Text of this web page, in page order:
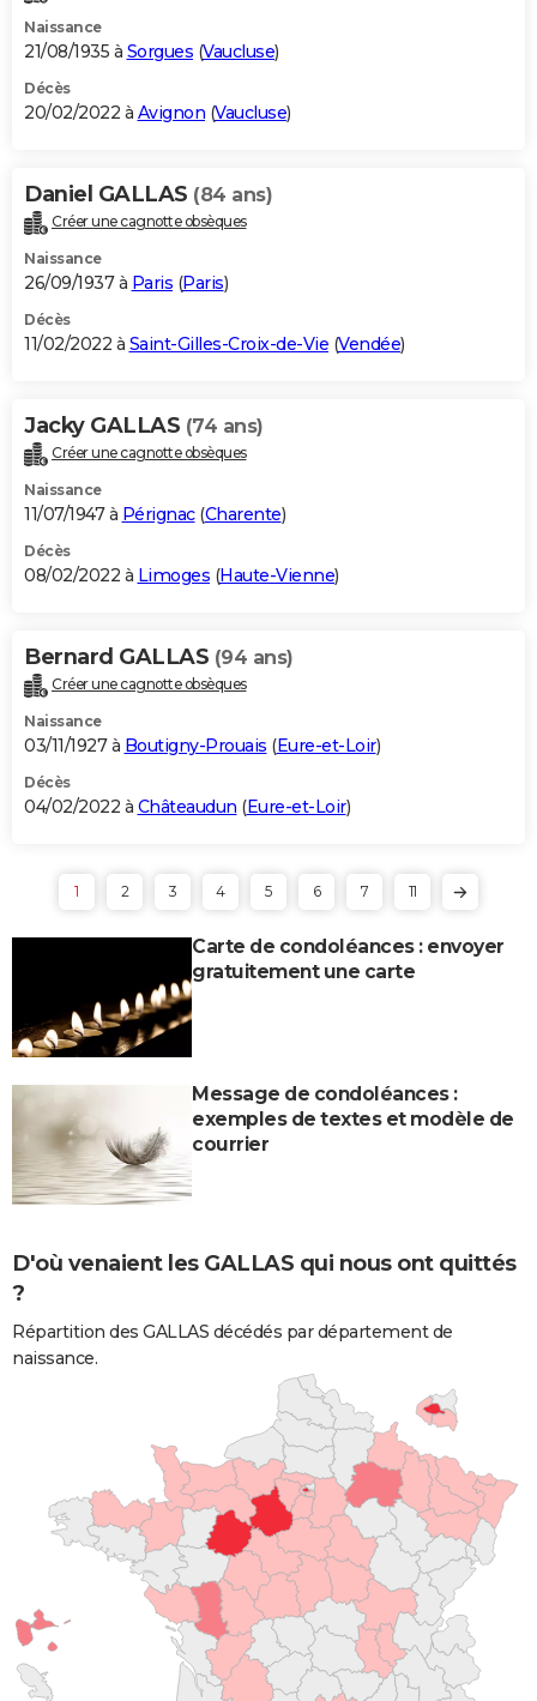
Naissance
21/08/1935 à Sorgues (Vaucluse)
Décès
20/02/2022 à Avignon (Vaucluse)
Daniel GALLAS (84 ans)
Créer une cagnotte obsèques
Naissance
26/09/1937 à Paris (Paris)
Décès
11/02/2022 à Saint-Gilles-Croix-de-Vie (Vendée)
Jacky GALLAS (74 ans)
Créer une cagnotte obsèques
Naissance
11/07/1947 à Pérignac(Charente)
Décès
08/02/2022 à Limoges (Haute-Vienne)
Bernard GALLAS (94 ans)
Créer une cagnotte obsèques
Naissance
03/11/1927 à Boutigny-Prouais (Eure-et-Loir)
Décès
04/02/2022 à Châteaudun (Eure-et-Loir)
1 2 3 4 5 6 7 11
Carte de condoléances : envoyer
gratuitement une carte
Message de condoléances :
exemples de textes et modèle de
courrier
D'où venaient les GALLAS qui nous ont quittés
?
Répartition des GALLAS décédés par département de
naissance.